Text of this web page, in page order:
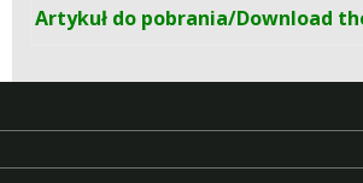
Artykuł do pobrania/Download